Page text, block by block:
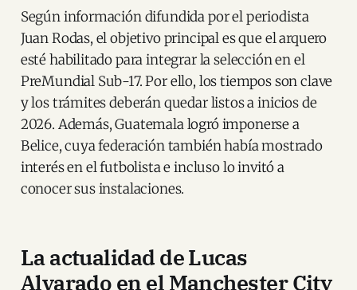
Según información difundida por el periodista
Juan Rodas, el objetivo principal es que el arquero
esté habilitado para integrar la selección en el
PreMundial Sub-17. Por ello, los tiempos son clave
y los trámites deberán quedar listos a inicios de
2026. Además, Guatemala logró imponerse a
Belice, cuya federación también había mostrado
interés en el futbolista e incluso lo invitó a
conocer sus instalaciones.
La actualidad de Lucas
Alvarado en el Manchester City